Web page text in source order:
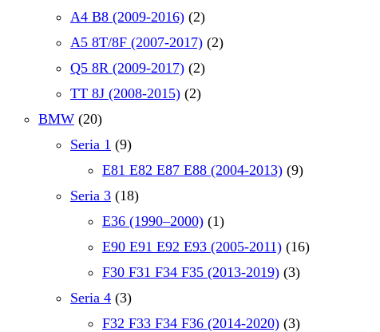
A4 B8 (2009-2016) (2)
A5 8T/8F (2007-2017) (2)
Q5 8R (2009-2017) (2)
TT 8J (2008-2015) (2)
BMW (20)
Seria 1 (9)
E81 E82 E87 E88 (2004-2013) (9)
Seria 3 (18)
E36 (1990–2000) (1)
E90 E91 E92 E93 (2005-2011) (16)
F30 F31 F34 F35 (2013-2019) (3)
Seria 4 (3)
F32 F33 F34 F36 (2014-2020) (3)